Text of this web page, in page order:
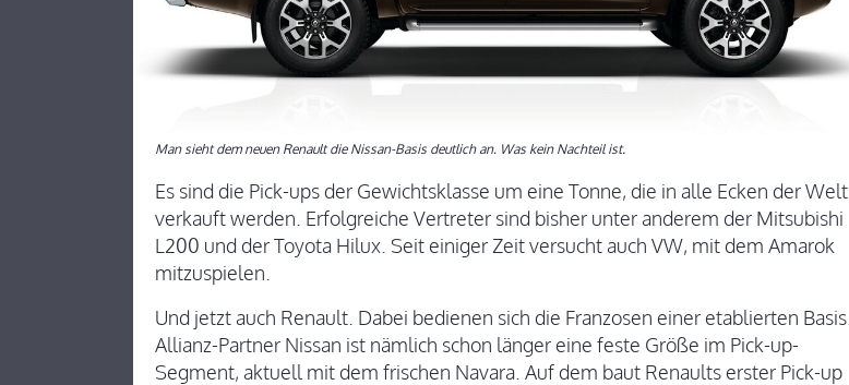
Man sieht dem neuen Renault die Nissan-Basis deutlich an. Was kein Nachteil ist.
Es sind die Pick-ups der Gewichtsklasse um eine Tonne, die in alle Ecken der Welt
verkauft werden. Erfolgreiche Vertreter sind bisher unter anderem der Mitsubishi
L200 und der Toyota Hilux. Seit einiger Zeit versucht auch VW, mit dem Amarok
mitzuspielen.
Und jetzt auch Renault. Dabei bedienen sich die Franzosen einer etablierten Basis.
Allianz-Partner Nissan ist nämlich schon länger eine feste Größe im Pick-up-
Segment, aktuell mit dem frischen Navara. Auf dem baut Renaults erster Pick-up